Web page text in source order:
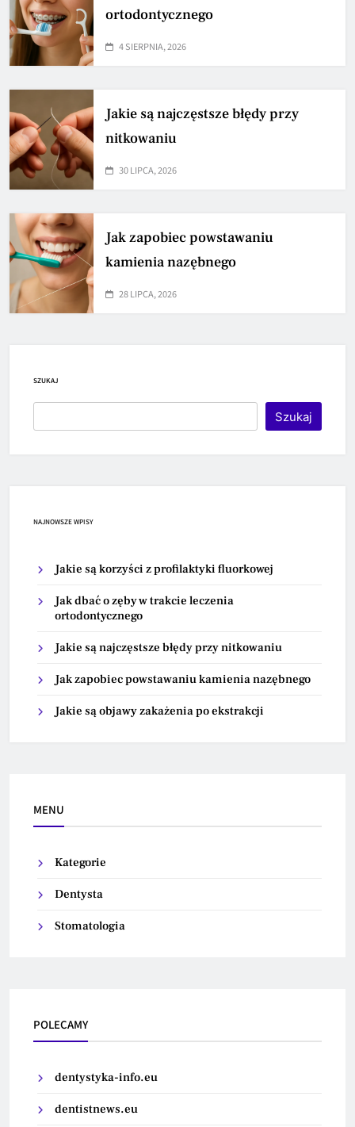
ortodontycznego
4 SIERPNIA, 2026
Jakie są najczęstsze błędy przy
nitkowaniu
30 LIPCA, 2026
Jak zapobiec powstawaniu
kamienia nazębnego
28 LIPCA, 2026
SZUKAJ
Szukaj
NAJNOWSZE WPISY
Jakie są korzyści z profilaktyki fluorkowej
Jak dbać o zęby w trakcie leczenia
ortodontycznego
Jakie są najczęstsze błędy przy nitkowaniu
Jak zapobiec powstawaniu kamienia nazębnego
Jakie są objawy zakażenia po ekstrakcji
MENU
Kategorie
Dentysta
Stomatologia
POLECAMY
dentystyka-info.eu
dentistnews.eu